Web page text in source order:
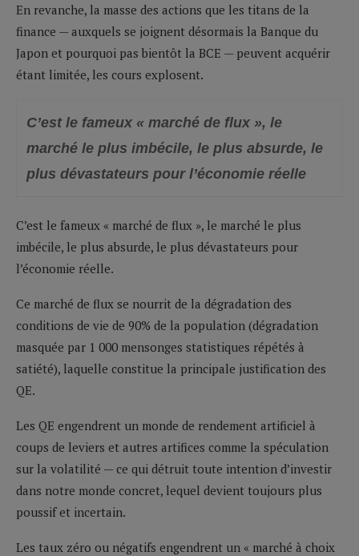
En revanche, la masse des actions que les titans de la
finance — auxquels se joignent désormais la Banque du
Japon et pourquoi pas bientôt la BCE — peuvent acquérir
étant limitée, les cours explosent.
C’est le fameux « marché de flux », le
marché le plus imbécile, le plus absurde, le
plus dévastateurs pour l’économie réelle
C’est le fameux « marché de flux », le marché le plus
imbécile, le plus absurde, le plus dévastateurs pour
l’économie réelle.
Ce marché de flux se nourrit de la dégradation des
conditions de vie de 90% de la population (dégradation
masquée par 1 000 mensonges statistiques répétés à
satiété), laquelle constitue la principale justification des
QE.
Les QE engendrent un monde de rendement artificiel à
coups de leviers et autres artifices comme la spéculation
sur la volatilité — ce qui détruit toute intention d’investir
dans notre monde concret, lequel devient toujours plus
poussif et incertain.
Les taux zéro ou négatifs engendrent un « marché à choix